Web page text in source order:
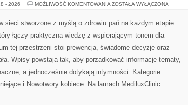
- 2026 MOŻLIWOŚĆ KOMENTOWANIA ZDROWIE
30+,
40+,
ZOSTAŁA WYŁĄCZONA
sieci stworzone z myślą o zdrowiu pań na każdym etapie
łączy praktyczną wiedzę z wspierającym tonem dla
tej przestrzeni stoi prewencja, świadome decyzje oraz
Wpisy powstają tak, aby porządkować informacje tematy,
a jednocześnie dotykają intymności. Kategorie
i Nowotwory kobiece. Na łamach MediluxClinic